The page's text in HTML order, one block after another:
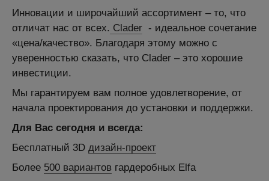
Инновации и широчайший ассортимент – то, что
отличат нас от всех. Clader - идеальное сочетание
«цена/качество». Благодаря этому можно с
уверенностью сказать, что Clader – это хорошие
инвестиции.
Мы гарантируем вам полное удовлетворение, от
начала проектирования до установки и поддержки.
Для Вас сегодня и всегда:
Бесплатный 3D дизайн-проект
Более 500 вариантов гардеробных Elfa